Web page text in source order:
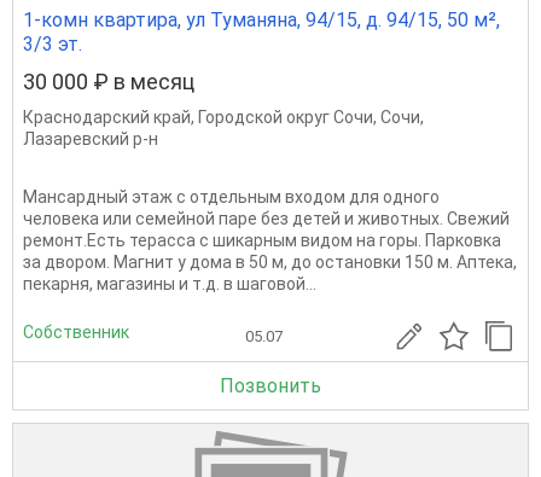
1-комн квартира, ул Туманяна, 94/15, д. 94/15, 50 м²,
3/3 эт.
30 000 ₽ в месяц
Краснодарский край, Городской округ Сочи, Сочи,
Лазаревский р-н
Мансардный этаж с отдельным входом для одного
человека или семейной паре без детей и животных. Свежий
ремонт.Есть терасса с шикарным видом на горы. Парковка
за двором. Магнит у дома в 50 м, до остановки 150 м. Аптека,
пекарня, магазины и т.д. в шаговой...
Собственник 05.07
Позвонить